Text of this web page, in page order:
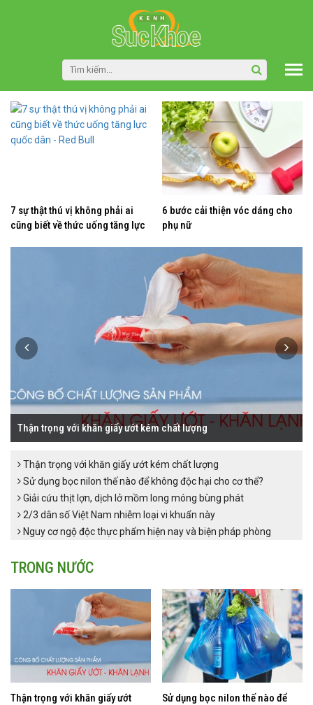
7 sự thật thú vị không phải ai
cũng biết về thức uống tăng lực
6 bước cải thiện vóc dáng cho
phụ nữ
Thận trọng với khăn giấy ướt kém chất lượng
Thận trọng với khăn giấy ướt kém chất lượng
Sử dụng bọc nilon thế nào để không độc hại cho cơ thể?
Giải cứu thịt lợn, dịch lở mồm long móng bùng phát
2/3 dân số Việt Nam nhiễm loại vi khuẩn này
Nguy cơ ngộ độc thực phẩm hiện nay và biện pháp phòng
Thói quen xấu cần tránh để sống khỏe mạnh - P2
TRONG NƯỚC
Thận trọng với khăn giấy ướt
Sử dụng bọc nilon thế nào để